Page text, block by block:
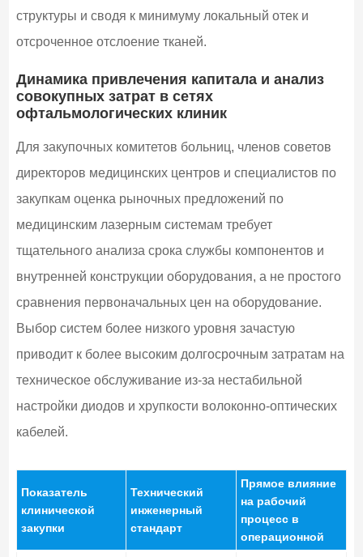
структуры и сводя к минимуму локальный отек и
отсроченное отслоение тканей.
Динамика привлечения капитала и анализ
совокупных затрат в сетях
офтальмологических клиник
Для закупочных комитетов больниц, членов советов
директоров медицинских центров и специалистов по
закупкам оценка рыночных предложений по
медицинским лазерным системам требует
тщательного анализа срока службы компонентов и
внутренней конструкции оборудования, а не простого
сравнения первоначальных цен на оборудование.
Выбор систем более низкого уровня зачастую
приводит к более высоким долгосрочным затратам на
техническое обслуживание из-за нестабильной
настройки диодов и хрупкости волоконно-оптических
кабелей.
Показатель
клинической
закупки
Технический
инженерный
стандарт
Прямое влияние
на рабочий
процесс в
операционной